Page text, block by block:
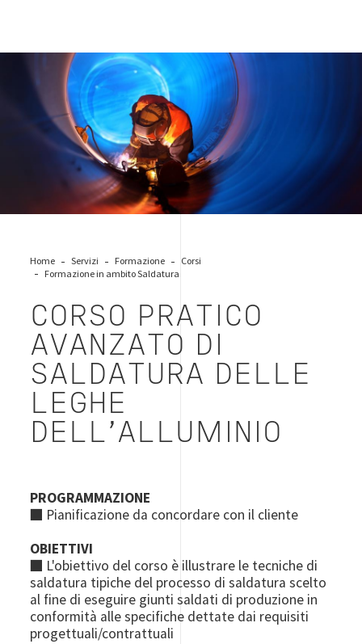
saldatura-giunzioni-permanenti
Home Servizi Formazione
Corsi
Formazione in ambito Saldatura
CORSO PRATICO
AVANZATO DI
SALDATURA DELLE
LEGHE
DELL’ALLUMINIO
PROGRAMMAZIONE
■ Pianificazione da concordare con il cliente
OBIETTIVI
■ L'obiettivo del corso è illustrare le tecniche di
saldatura tipiche del processo di saldatura scelto
al fine di eseguire giunti saldati di produzione in
conformità alle specifiche dettate dai requisiti
progettuali/contrattuali